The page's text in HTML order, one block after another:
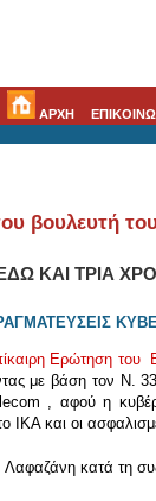
ΑΡΧΗ
βουλευτή
ΚΑΙ ΤΡΙΑ
Ερώτηση του
με βάση τον Ν.
, αφού η
ΙΚΑ και οι
κατά τη